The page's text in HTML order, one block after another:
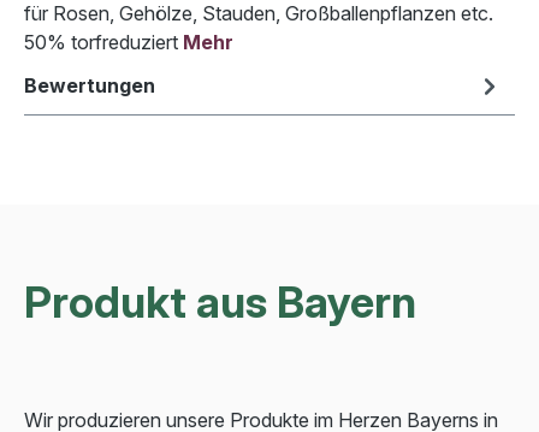
für Rosen, Gehölze, Stauden, Großballenpflanzen etc.
50% torfreduziert Mehr
Bewertungen
Produkt aus Bayern
Wir produzieren unsere Produkte im Herzen Bayerns in